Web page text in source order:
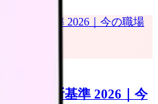
転職判断基準 2026｜今